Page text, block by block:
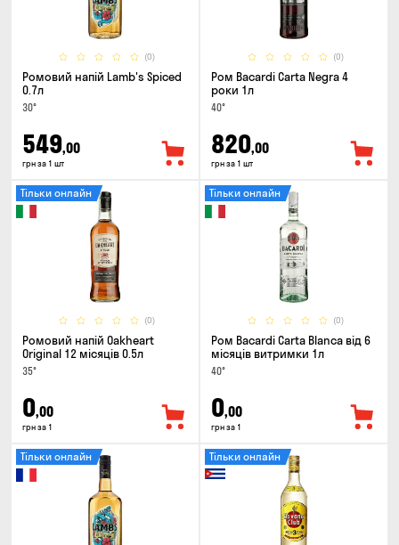
(0)
Ромовий напій Lamb's Spiced
0.7л
30°
549,00
грн за 1 шт
(0)
Ром Bacardi Carta Negra 4
роки 1л
40°
820,00
грн за 1 шт
(0)
Тільки онлайн
Ромовий напій Oakheart
Original 12 місяців 0.5л
35°
0,00
грн за 1
(0)
Тільки онлайн
Ром Bacardi Carta Blanca від 6
місяців витримки 1л
40°
0,00
грн за 1
Тільки онлайн Тільки онлайн